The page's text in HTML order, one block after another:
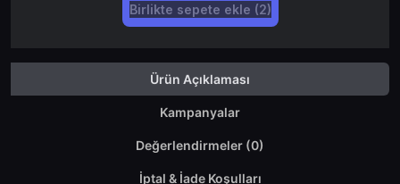
Birlikte sepete ekle (2)
Ürün Açıklaması
Kampanyalar
Değerlendirmeler (0)
İptal & İade Koşulları